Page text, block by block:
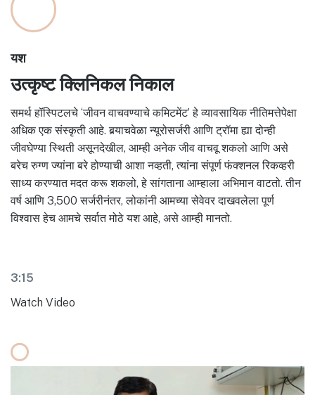
यश
उत्कृष्ट क्लिनिकल निकाल
समर्थ हॉस्पिटलचे ‘जीवन वाचवण्याचे कमिटमेंट’ हे व्यावसायिक नीतिमत्तेपेक्षा
अधिक एक संस्कृती आहे. बर्‍याचवेळा न्यूरोसर्जरी आणि ट्रॉमा ह्या दोन्ही
जीवघेण्या स्थिती असूनदेखील, आम्ही अनेक जीव वाचवू शकलो आणि असे
बरेच रुग्ण ज्यांना बरे होण्याची आशा नव्हती, त्यांना संपूर्ण फंक्शनल रिकव्हरी
साध्य करण्यात मदत करू शकलो, हे सांगताना आम्हाला अभिमान वाटतो. तीन
वर्ष आणि 3,500 सर्जरीनंतर, लोकांनी आमच्या सेवेवर दाखवलेला पूर्ण
विश्वास हेच आमचे सर्वात मोठे यश आहे, असे आम्ही मानतो.
3:15
Watch Video